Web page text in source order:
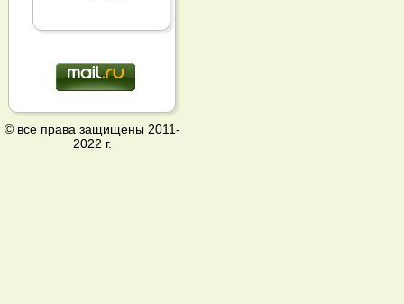
© все права защищены 2011-
2022 г.